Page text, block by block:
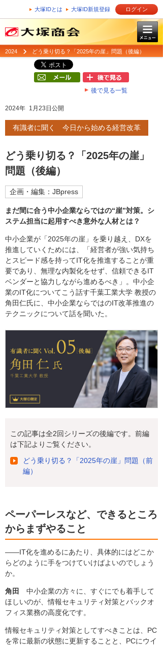
大塚IDとは 大塚ID新規登録 ログイン
2024 どう乗り切る？「2025年の崖」問題（後編）
後で見る一覧
2024年 1月23日公開
有識者に聞く 今日から始める経営改革
どう乗り切る？「2025年の崖」
問題（後編）
企画・編集：JBpress
まだ間に合う中小企業ならではの“崖”対策。シ
ステム担当に起用すべき意外な人材とは？
中小企業が「2025年の崖」を乗り越え、DXを
推進していくためには、「経営者が強い気持ち
とスピード感を持ってIT化を推進することが重
要であり、無理な内製化をせず、信頼できるIT
ベンダーと協力しながら進めるべき」。中小企
業のIT化についてこう話す千葉工業大学 教授の
角田仁氏に、中小企業ならではのIT改革推進の
テクニックについて話を聞いた。
この記事は全2回シリーズの後編です。前編
は下記よりご覧ください。
どう乗り切る？「2025年の崖」問題（前
編）
ペーパーレスなど、できるところ
からまずやること
――IT化を進めるにあたり、具体的にはどこか
らどのように手をつけていけばよいのでしょう
か。
角田
中小企業の方々に、すぐにでも着手して
ほしいのが、情報セキュリティ対策とバックオ
フィス業務の高度化です。
情報セキュリティ対策としてすべきことは、PC
を常に最新の状態に更新することと、PCにウイ